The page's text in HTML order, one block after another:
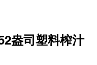
盎司塑料榨汁